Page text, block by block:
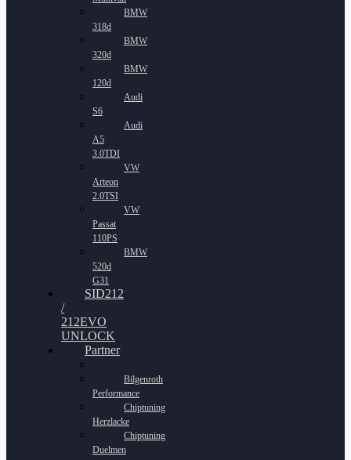
BMW
318d
BMW
320d
BMW
120d
Audi
S6
Audi
A5
3.0TDI
VW
Arteon
2.0TSI
VW
Passat
110PS
BMW
520d
G31
SID212
/
212EVO
UNLOCK
Partner
Bilgenroth
Performance
Chiptuning
Herzlacke
Chiptuning
Duelmen